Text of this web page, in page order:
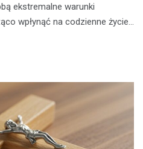
ekstremalne warunki
wpłynąć na codzienne życie…